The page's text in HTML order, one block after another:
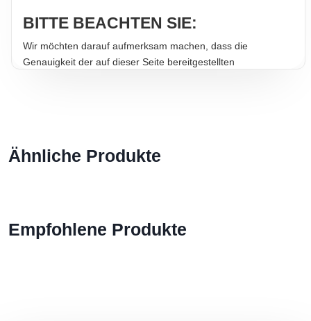
BITTE BEACHTEN SIE:
Wir möchten darauf aufmerksam machen, dass die
Genauigkeit der auf dieser Seite bereitgestellten
ändern. Dadurch können Angaben zu Zutaten, Nährwerten
nicht ausschließlich auf die Informationen auf unserer
Website zu verlassen. Auch das aktuelle Aussehen des
Ähnliche Produkte
Empfohlene Produkte